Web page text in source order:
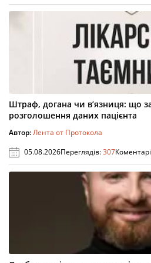
Штраф, догана чи в’язниця: що
розголошення даних пацієнта
Автор:Лента от Протокола
05.08.2026Переглядів:307